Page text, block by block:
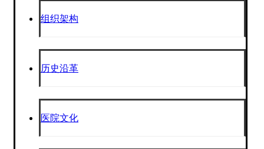
组织架构
历史沿革
医院文化